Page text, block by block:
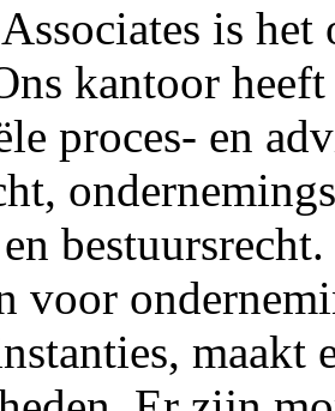
is
kantoor
proces- en
bestuursrecht.
voor
maakt